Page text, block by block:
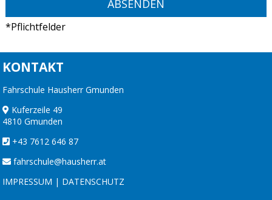
*Pflichtfelder
KONTAKT
Fahrschule Hausherr Gmunden
Kuferzeile 49
4810 Gmunden
+43 7612 646 87
fahrschule@hausherr.at
IMPRESSUM | DATENSCHUTZ